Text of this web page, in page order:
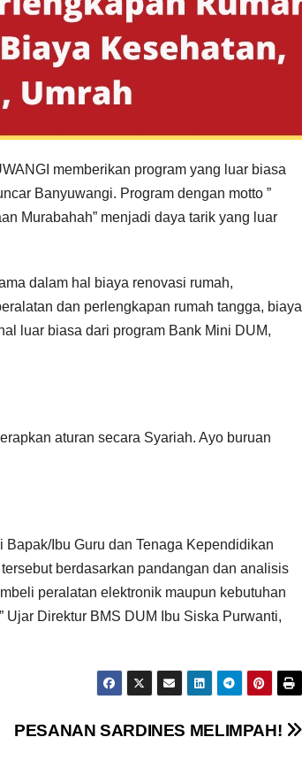
memberikan program yang luar biasa
Banyuwangi. Program dengan motto ”
Murabahah” menjadi daya tarik yang luar
dalam hal biaya renovasi rumah,
dan perlengkapan rumah tangga, biaya
luar biasa dari program Bank Mini DUM,
aturan secara Syariah. Ayo buruan
Ibu Guru dan Tenaga Kependidikan
berdasarkan pandangan dan analisis
peralatan elektronik maupun kebutuhan
Direktur BMS DUM Ibu Siska Purwanti,
PESANAN SARDINES MELIMPAH!